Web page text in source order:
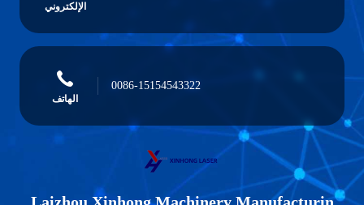
الإلكتروني
الهاتف
0086-15154543322